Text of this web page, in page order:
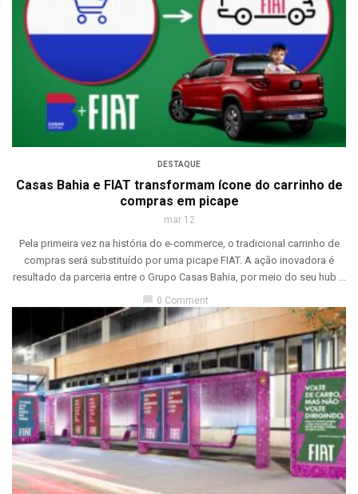
DESTAQUE
Casas Bahia e FIAT transformam ícone do carrinho de
compras em picape
mar 12
Pela primeira vez na história do e-commerce, o tradicional carrinho de
compras será substituído por uma picape FIAT. A ação inovadora é
resultado da parceria entre o Grupo Casas Bahia, por meio do seu hub ...
chat_bubble 0 Comment